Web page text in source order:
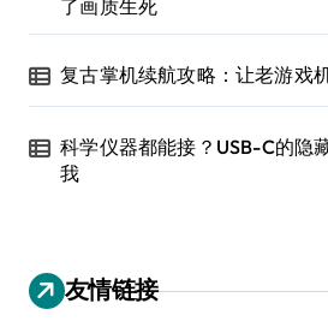
了画质生死
复古掌机续航攻略：让老游戏
科学仪器都能接？USB-C的隐
我
友情链接